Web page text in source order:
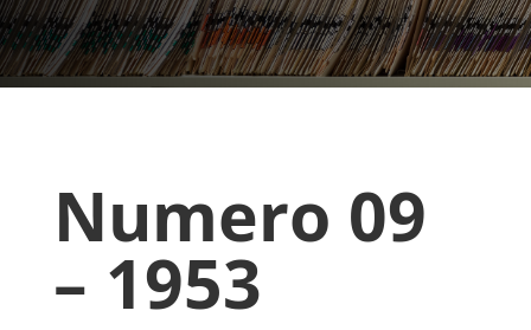
Numero 09
– 1953